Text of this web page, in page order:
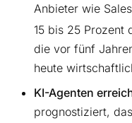
Anbieter wie
15 bis 25 Prozent
die vor fünf
heute
KI-Agenten
prognostiziert,